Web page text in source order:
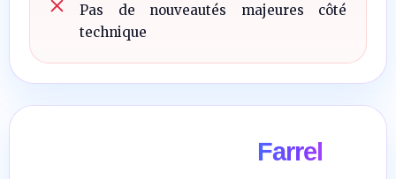
Pas de nouveautés majeures côté
technique
Farrel